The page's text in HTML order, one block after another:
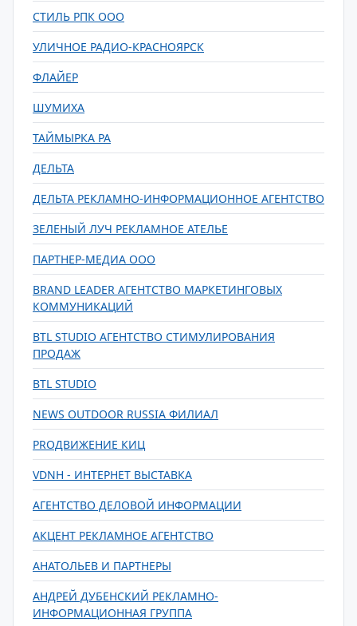
СТИЛЬ РПК ООО
УЛИЧНОЕ РАДИО-КРАСНОЯРСК
ФЛАЙЕР
ШУМИХА
ТАЙМЫРКА РА
ДЕЛЬТА
ДЕЛЬТА РЕКЛАМНО-ИНФОРМАЦИОННОЕ АГЕНТСТВО
ЗЕЛЕНЫЙ ЛУЧ РЕКЛАМНОЕ АТЕЛЬЕ
ПАРТНЕР-МЕДИА ООО
BRAND LEADER АГЕНТСТВО МАРКЕТИНГОВЫХ
КОММУНИКАЦИЙ
BTL STUDIO АГЕНТСТВО СТИМУЛИРОВАНИЯ
ПРОДАЖ
BTL STUDIO
NEWS OUTDOOR RUSSIA ФИЛИАЛ
PROДВИЖЕНИЕ КИЦ
VDNH - ИНТЕРНЕТ ВЫСТАВКА
АГЕНТСТВО ДЕЛОВОЙ ИНФОРМАЦИИ
АКЦЕНТ РЕКЛАМНОЕ АГЕНТСТВО
АНАТОЛЬЕВ И ПАРТНЕРЫ
АНДРЕЙ ДУБЕНСКИЙ РЕКЛАМНО-
ИНФОРМАЦИОННАЯ ГРУППА